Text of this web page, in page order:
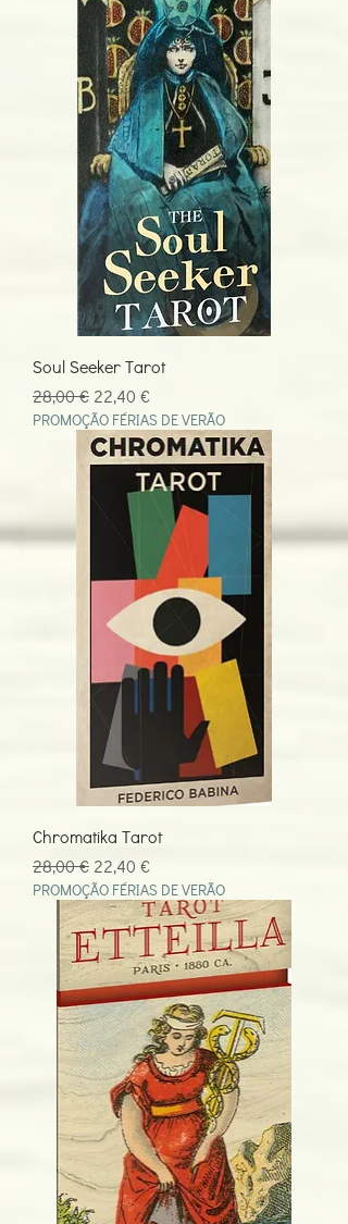
Soul Seeker Tarot
Preço normal
28,00 € Preço promocional
22,40 €
PROMOÇÃO FÉRIAS DE VERÃO
Chromatika Tarot
Preço normal
28,00 € Preço promocional
22,40 €
PROMOÇÃO FÉRIAS DE VERÃO